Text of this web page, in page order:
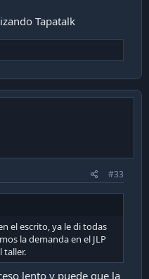
Tapatalk
#33
el escrito, ya le di todas
la demanda en el JLP
taller.
lento y puede que la